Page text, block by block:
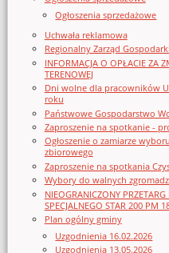
Ogłoszenia sprzedażowe
Uchwała reklamowa
Regionalny Zarząd
INFORMACJA O OPŁACIE ZA
TERENOWEJ
Dni wolne dla pracowników
roku
Państwowe Gospodarstwo
Zaproszenie na spotkanie -
Ogłoszenie o zamiarze
zbiorowego
Zaproszenie na spotkania
Wybory do walnych
NIEOGRANICZONY
SPECJALNEGO STAR 200 PM
Plan ogólny gminy
Uzgodnienia 16.02.2026
Uzgodnienia 13.05.2026